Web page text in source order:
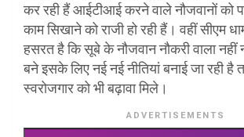
कर रही हैं आईटीआई करने वाले नौजवानों को
काम सिखाने को राजी हो रही हैं। वहीं सीएम
हसरत है कि सूबे के नौजवान नौकरी वाला नहीं
बने इसके लिए नई नई नीतियां बनाई जा रही है
स्वरोजगार को भी बढ़ावा मिले।
ADVERTISEMENTS